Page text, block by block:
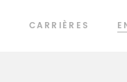
CARRIÈRES